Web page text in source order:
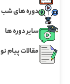
دوره های شب
سایر دوره ها
مقالات پیام